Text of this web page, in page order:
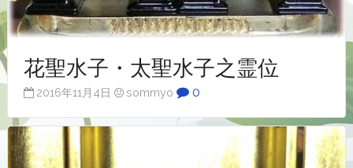
花聖水子・太聖水子之霊位
2016年11月4日 sommyo 0